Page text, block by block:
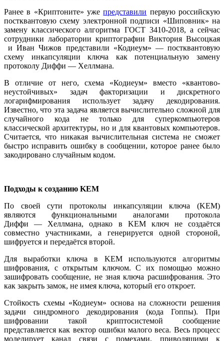
Ранее в «Криптоните» ужепредставили первую российскую
постквантовую схему электронной подписи «Шиповник» на
замену классического алгоритма ГОСТ 3410-2018, а сейчас
сотрудники лаборатории криптографии Виктория Высоцкая
и Иван Чижов представили «Кодиеум» — постквантовую
схему инкапсуляции ключа как потенциальную замену
протоколу Диффи — Хеллмана.
В отличие от него, схема «Кодиеум» вместо «квантово-
неустойчивых» задач факторизации и дискретного
логарифмирования использует задачу декодирования.
Известно, что эта задача является вычислительно сложной для
случайного кода не только для суперкомпьютеров
классической архитектуры, но и для квантовых компьютеров.
Считается, что никакая вычислительная система не сможет
быстро исправить ошибку в сообщении, которое ранее было
закодировано случайным кодом.
Подходы к созданию KEM
По своей сути протоколы инкапсуляции ключа (KEM)
являются функциональными аналогами протокола
Диффи — Хеллмана, однако в KEM ключ не создаётся
совместно участниками, а генерируется одной стороной,
шифруется и передаётся второй.
Для выработки ключа в KEM используются алгоритмы
шифрования, с открытым ключом. С их помощью можно
зашифровать сообщение, не зная ключа расшифрования. Это
как закрыть замок, не имея ключа, который его откроет.
Стойкость схемы «Кодиеум» основа на сложности решения
задачи синдромного декодирования (кода Гоппы). При
шифровании такой криптосистемой сообщение
представляется как вектор ошибки малого веса. Весь процесс
моделирует канал связи с помехами, приводящими к